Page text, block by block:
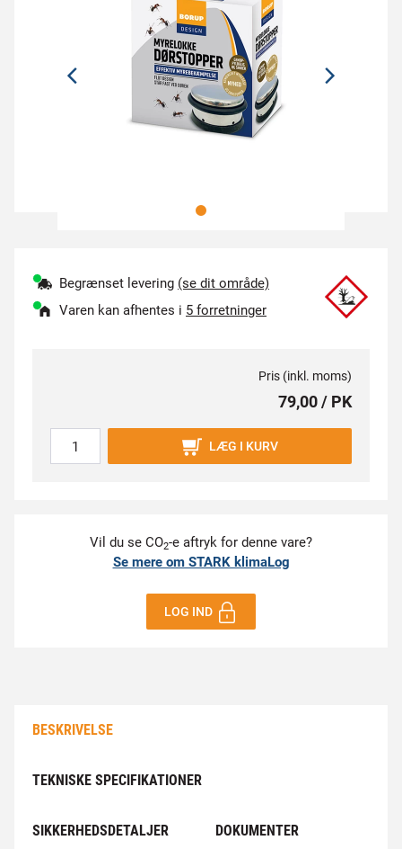
Begrænset levering (se dit område)
Varen kan afhentes i 5 forretninger
Pris (inkl. moms)
79,00 / PK
LÆG I KURV
Vil du se CO2-e aftryk for denne vare?
Se mere om STARK klimaLog
LOG IND
BESKRIVELSE
TEKNISKE SPECIFIKATIONER
SIKKERHEDSDETALJER DOKUMENTER